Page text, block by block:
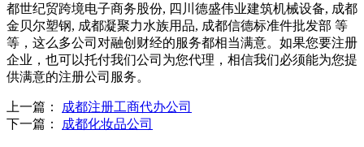
都世纪贸跨境电子商务股份, 四川德盛伟业建筑机械设备, 成都
金贝尔塑钢, 成都凝聚力水族用品, 成都信德标准件批发部 等
等，这么多公司对融创财经的服务都相当满意。如果您要注册
企业，也可以托付我们公司为您代理，相信我们必须能为您提
供满意的注册公司服务。
上一篇：
成都注册工商代办公司
下一篇：
成都化妆品公司